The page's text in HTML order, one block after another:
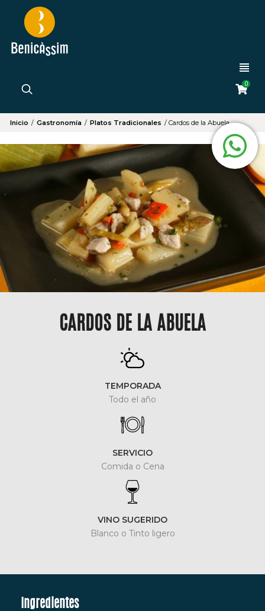
0
Inicio / Gastronomía / Platos Tradicionales / Cardos de la Abuela
CARDOS DE LA ABUELA
TEMPORADA
Todo el año
SERVICIO
Comida o Cena
VINO SUGERIDO
Blanco o Tinto ligero
Ingredientes